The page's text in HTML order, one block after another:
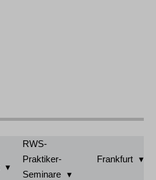
RWS-
Praktiker-
Seminare
Frankfurt